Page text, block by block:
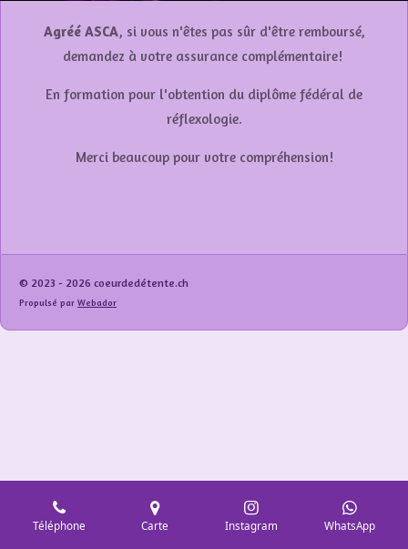
Agréé ASCA, si vous n'êtes pas sûr d'être remboursé,
demandez à votre assurance complémentaire!
En formation pour l'obtention du diplôme fédéral de
réflexologie.
Merci beaucoup pour votre compréhension!
© 2023 - 2026 coeurdedétente.ch
Propulsé par Webador
Téléphone Carte Instagram WhatsApp